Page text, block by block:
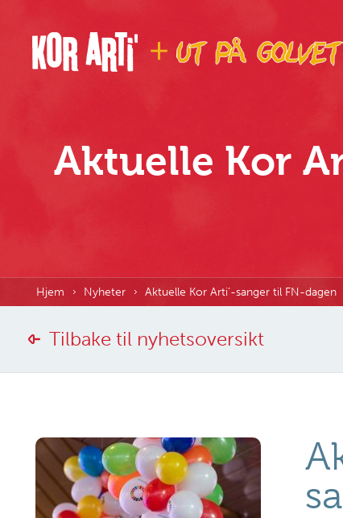
Hjem Nyheter Aktuelle Kor Arti’-sanger til FN-dagen
Aktuelle Kor
Tilbake til nyhetsoversikt